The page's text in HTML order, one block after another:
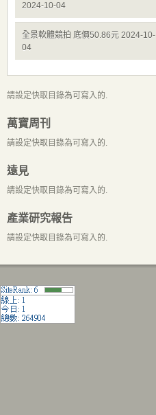
2024-10-04
全景軟體競拍 底價50.86元 2024-10-
04
請設定快取目錄為可寫入的.
萬寶周刊
請設定快取目錄為可寫入的.
遠見
請設定快取目錄為可寫入的.
產業研究報告
請設定快取目錄為可寫入的.